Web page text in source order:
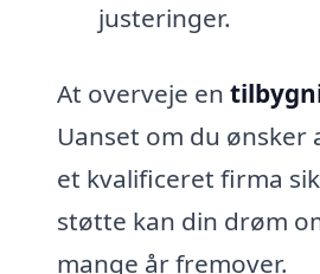
justeringer.
At overveje en
Uanset om du
et kvalificeret firma
støtte kan din drøm
mange år fremover.